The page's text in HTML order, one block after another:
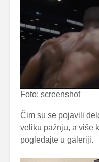
Foto: screenshot
Čim su se pojavili
veliku pažnju, a više
pogledajte u galeriji.